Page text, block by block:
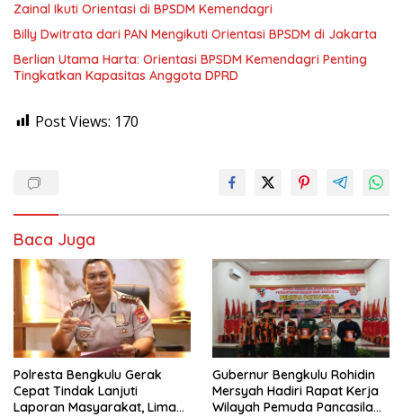
Zainal Ikuti Orientasi di BPSDM Kemendagri
Billy Dwitrata dari PAN Mengikuti Orientasi BPSDM di Jakarta
Berlian Utama Harta: Orientasi BPSDM Kemendagri Penting
Tingkatkan Kapasitas Anggota DPRD
Post Views: 170
Baca Juga
‎Polresta Bengkulu Gerak
Cepat Tindak Lanjuti
Laporan Masyarakat, Lima
Gubernur Bengkulu Rohidin
Mersyah Hadiri Rapat Kerja
Wilayah Pemuda Pancasila